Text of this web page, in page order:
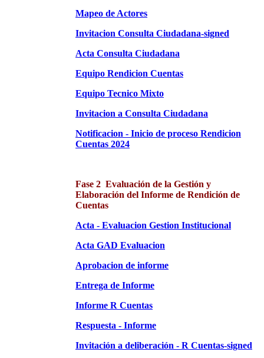
Mapeo de Actores
Invitacion Consulta Ciudadana-signed
Acta Consulta Ciudadana
Equipo Rendicion Cuentas
Equipo Tecnico Mixto
Invitacion a Consulta Ciudadana
Notificacion - Inicio de proceso Rendicion
Cuentas 2024
Fase 2 Evaluación de la Gestión y
Elaboración del Informe de Rendición de
Cuentas
Acta - Evaluacion Gestion Institucional
Acta GAD Evaluacion
Aprobacion de informe
Entrega de Informe
Informe R Cuentas
Respuesta - Informe
Invitación a deliberación - R Cuentas-signed